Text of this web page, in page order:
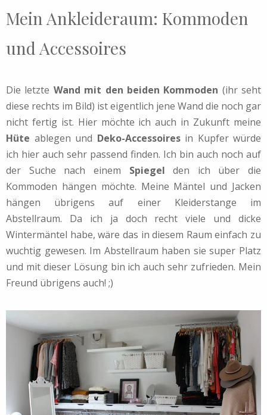
Mein Ankleideraum: Kommoden
und Accessoires
Die letzte Wand mit den beiden Kommoden (ihr seht
diese rechts im Bild) ist eigentlich jene Wand die noch gar
nicht fertig ist. Hier möchte ich auch in Zukunft meine
Hüte ablegen und Deko-Accessoiresin Kupfer würde
ich hier auch sehr passend finden. Ich bin auch noch auf
der Suche nach einem Spiegel den ich über die
Kommoden hängen möchte. Meine Mäntel und Jacken
hängen übrigens auf einer Kleiderstange im
Abstellraum. Da ich ja doch recht viele und dicke
Wintermäntel habe, wäre das in diesem Raum einfach zu
wuchtig gewesen. Im Abstellraum haben sie super Platz
und mit dieser Lösung bin ich auch sehr zufrieden. Mein
Freund übrigens auch! ;)